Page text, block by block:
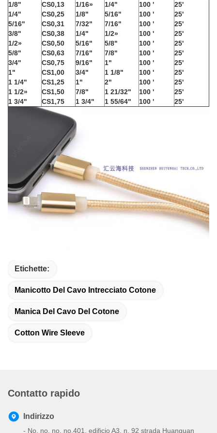
1/8"
1/4"
5/16"
3/8"
1/2»
5/8"
3/4"
1"
1 1/4"
1 1/2»
1 3/4"
CS0,13
CS0,25
CS0,31
CS0,38
CS0,50
CS0,63
CS0,75
CS1,00
CS1,25
CS1,50
CS1,75
1/16»
1/8"
7/32"
1/4"
5/16"
7/16"
9/16"
3/4"
1"
7/8"
1 3/4"
1/4"
5/16"
7/16"
1/2»
5/8"
7/8"
1"
1 1/8"
2"
1 21/32"
1 55/64"
100 '
100 '
100 '
100 '
100 '
100 '
100 '
100 '
100 '
100 '
100 '
25'
25'
25'
25'
25'
25'
25'
25'
25'
25'
25'
Etichette:
Manicotto Del Cavo Intrecciato Cotone
Manica Del Cavo Del Cotone
Cotton Wire Sleeve
Contatto rapido
Indirizzo
- No, no, no, no.401, edificio A3, n. 92 strada Huanguan